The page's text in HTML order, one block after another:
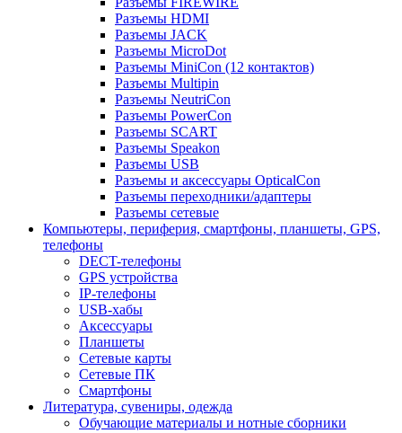
Разъемы HDMI
Разъемы JACK
Разъемы MicroDot
Разъемы MiniCon (12 контактов)
Разъемы Multipin
Разъемы NeutriCon
Разъемы PowerCon
Разъемы SCART
Разъемы Speakon
Разъемы USB
Разъемы и аксессуары OpticalCon
Разъемы переходники/адаптеры
Разъемы сетевые
Компьютеры, периферия, смартфоны, планшеты, GPS,
телефоны
DECT-телефоны
GPS устройства
IP-телефоны
USB-хабы
Аксессуары
Планшеты
Сетевые карты
Сетевые ПК
Смартфоны
Литература, сувениры, одежда
Обучающие материалы и нотные сборники